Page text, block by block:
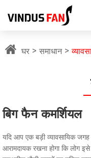
घर समाधान
बिग फैन कमर्शियल
यदि आप एक बड़ी व्यावसायिक
आरामदायक रखना होगा कि लोग